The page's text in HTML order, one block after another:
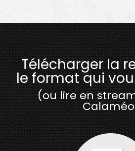
Télécharger la
le format qui
(ou lire en